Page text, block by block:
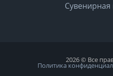
Сувенирная
2026 © Все
Политика